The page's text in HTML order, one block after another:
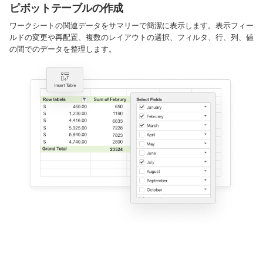
ピボットテーブルの作成
ワークシートの関連データをサマリーで簡潔に表示します。表示フィー
ルドの変更や再配置、複数のレイアウトの選択、フィルタ、行、列、値
の間でのデータを整理します。